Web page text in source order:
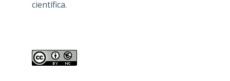
científica.